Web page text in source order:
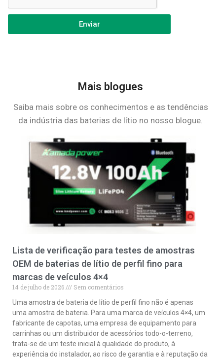
Enviar
Mais blogues
Saiba mais sobre os conhecimentos e as tendências
da indústria das baterias de lítio no nosso blogue.
Lista de verificação para testes de amostras
OEM de baterias de lítio de perfil fino para
marcas de veículos 4×4
14 de julho de 2026
Sem comentários
Uma amostra de bateria de lítio de perfil fino não é apenas
uma amostra de bateria. Para uma marca de veículos 4×4, um
fabricante de capotas, uma empresa de equipamento para
carrinhas ou um distribuidor de acessórios todo-o-terreno,
trata-se de um teste inicial à qualidade do produto, à
experiência do instalador, ao risco de garantia e à reputação da